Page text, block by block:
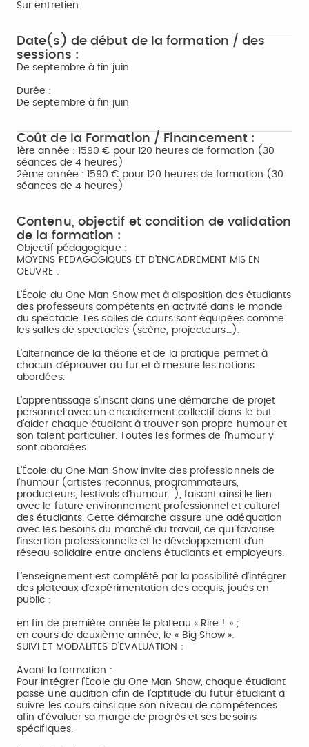
Sur entretien
Date(s) de début de la formation / des
sessions :
De septembre à fin juin
Durée :
De septembre à fin juin
Coût de la Formation / Financement :
1ère année : 1590 € pour 120 heures de formation (30
séances de 4 heures)
2ème année : 1590 € pour 120 heures de formation (30
séances de 4 heures)
Contenu, objectif et condition de validation
de la formation :
Objectif pédagogique :
MOYENS PEDAGOGIQUES ET D’ENCADREMENT MIS EN
OEUVRE :
L’École du One Man Show met à disposition des étudiants
des professeurs compétents en activité dans le monde
du spectacle. Les salles de cours sont équipées comme
les salles de spectacles (scène, projecteurs…).
L’alternance de la théorie et de la pratique permet à
chacun d’éprouver au fur et à mesure les notions
abordées.
L’apprentissage s’inscrit dans une démarche de projet
personnel avec un encadrement collectif dans le but
d’aider chaque étudiant à trouver son propre humour et
son talent particulier. Toutes les formes de l’humour y
sont abordées.
L’École du One Man Show invite des professionnels de
l’humour (artistes reconnus, programmateurs,
producteurs, festivals d’humour…), faisant ainsi le lien
avec le future environnement professionnel et culturel
des étudiants. Cette démarche assure une adéquation
avec les besoins du marché du travail, ce qui favorise
l’insertion professionnelle et le développement d’un
réseau solidaire entre anciens étudiants et employeurs.
L’enseignement est complété par la possibilité d’intégrer
des plateaux d’expérimentation des acquis, joués en
public :
en fin de première année le plateau « Rire ! » ;
en cours de deuxième année, le « Big Show ».
SUIVI ET MODALITES D’EVALUATION :
Avant la formation :
Pour intégrer l’École du One Man Show, chaque étudiant
passe une audition afin de l’aptitude du futur étudiant à
suivre les cours ainsi que son niveau de compétences
afin d’évaluer sa marge de progrès et ses besoins
spécifiques.